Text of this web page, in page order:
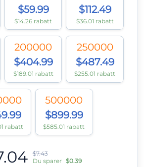
$59.99
$14.26 rabatt
$112.49
$36.01 rabatt
200000
$404.99
$189.01 rabatt
250000
$487.49
$255.01 rabatt
rabatt
500000
$899.99
$585.01 rabatt
$7.43
Du sparer $0.39